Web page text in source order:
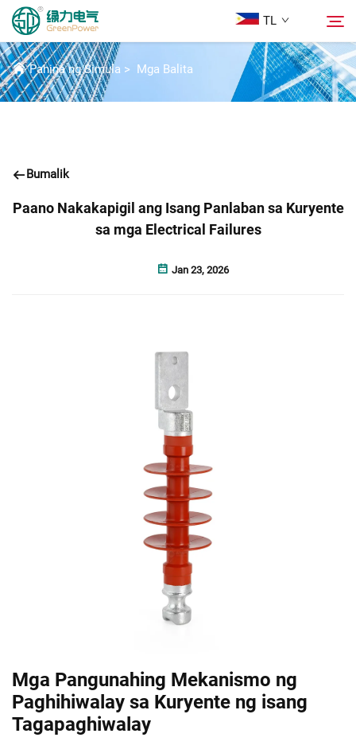
TL
Mga Produkto
BALITA
Pahina ng Simula > Mga Balita
Bumalik
Paano Nakakapigil ang Isang Panlaban sa Kuryente
sa mga Electrical Failures
Jan 23, 2026
Mga Pangunahing Mekanismo ng
Paghihiwalay sa Kuryente ng isang
Tagapaghiwalay